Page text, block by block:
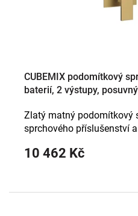
CUBEMIX podomítkový
baterií, 2 výstupy,
10 462 Kč
Zlatý matný podomítkový
sprchového příslušenství